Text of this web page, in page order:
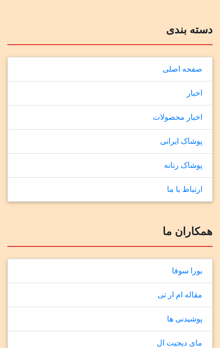
دسته بندی
صفحه اصلی
اخبار
اخبار محصولات
پوشاک ایرانی
پوشاک رنانه
ارتباط با ما
همکاران ما
بورا سوفا
مقاله ام ار تی
پوشیدنی ها
مای دیجیت ال